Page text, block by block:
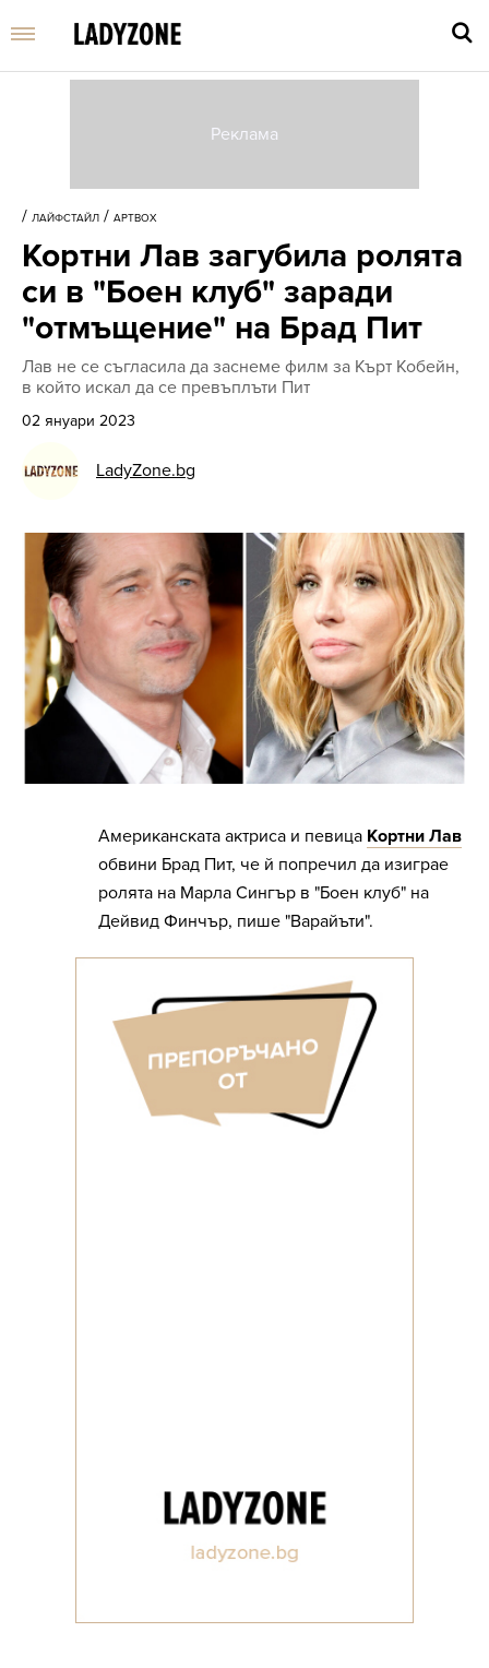
и
/ ЛАЙФСТАЙЛ / АРТBOX
Кортни Лав загубила ролята
си в "Боен клуб" заради
"отмъщение" на Брад Пит
Лав не се съгласила да заснеме филм за Кърт Кобейн,
в който искал да се превъплъти Пит
02 януари 2023
LadyZone.bg
Американската актриса и певица Кортни Лав
обвини Брад Пит, че й попречил да изиграе
ролята на Марла Сингър в "Боен клуб" на
Дейвид Финчър, пише "Варайъти".